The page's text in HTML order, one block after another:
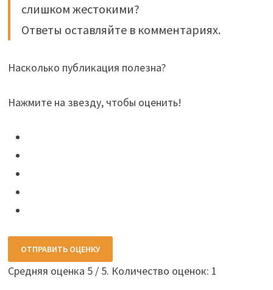
слишком жестокими?
Ответы оставляйте в комментариях.
Насколько публикация полезна?
Нажмите на звезду, чтобы оценить!
ОТПРАВИТЬ ОЦЕНКУ
Средняя оценка 5/ 5. Количество оценок: 1